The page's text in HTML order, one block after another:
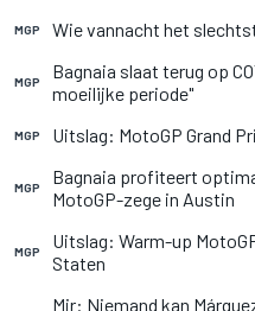
MGP Wie vannacht het
MGP
Bagnaia slaat terug op
moeilijke periode"
MGP Uitslag: MotoGP Grand
MGP
Bagnaia profiteert
MotoGP-zege in Austin
MGP
Uitslag: Warm-up
Staten
Mir: Niemand kan